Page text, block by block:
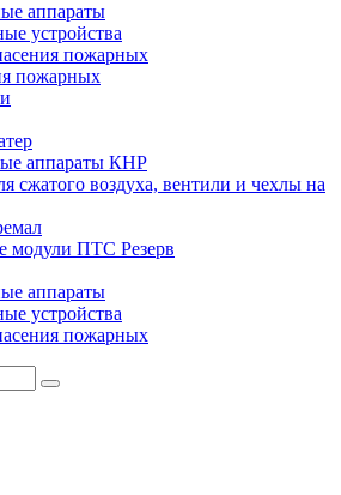
аппараты
устройства
пожарных
пожарных
аппараты КНР
сжатого воздуха, вентили и чехлы на
модули ПТС Резерв
аппараты
устройства
пожарных